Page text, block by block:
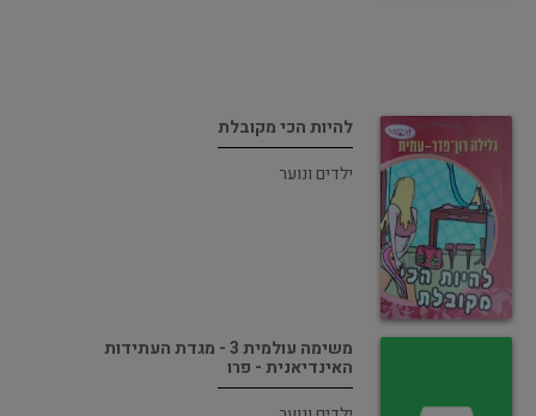
להיות הכי מקובלת
ילדים ונוער
משימה עולמית 3 - מגדת העתידות
האינדיאנית - פרו